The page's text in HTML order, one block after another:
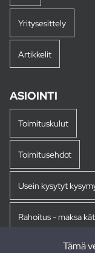
Yritysesittely
Artikkelit
ASIOINTI
Toimituskulut
Toimitusehdot
Usein kysytyt
Rahoitus - maksa
Tämä